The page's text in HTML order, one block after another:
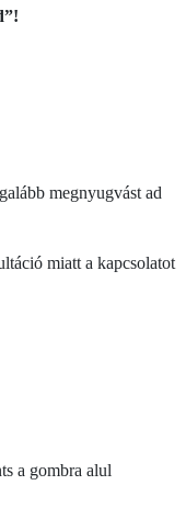
megnyugvást ad
miatt a kapcsolatot
a gombra alul